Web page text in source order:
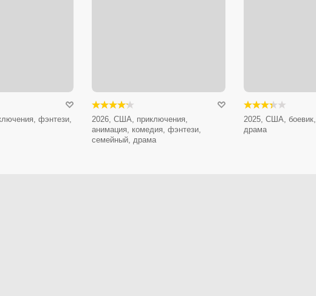
фэнтези,
2026, США, приключения,
анимация, комедия, фэнтези,
семейный, драма
2025, США, боевик,
драма